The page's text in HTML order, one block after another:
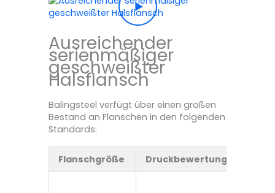
Ausreichender
serienmäßiger
geschweißter
Halsflansch
Balingsteel verfügt über einen großen
Bestand an Flanschen in den folgenden
Standards:
Flanschgröße Druckbewertung